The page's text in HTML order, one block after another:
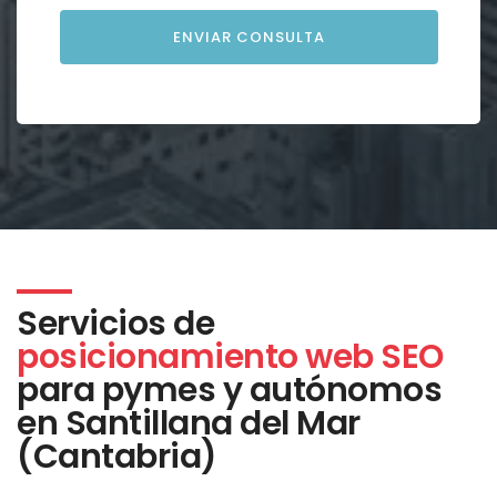
Servicios de
posicionamiento web SEO
para pymes y autónomos
en Santillana del Mar
(Cantabria)